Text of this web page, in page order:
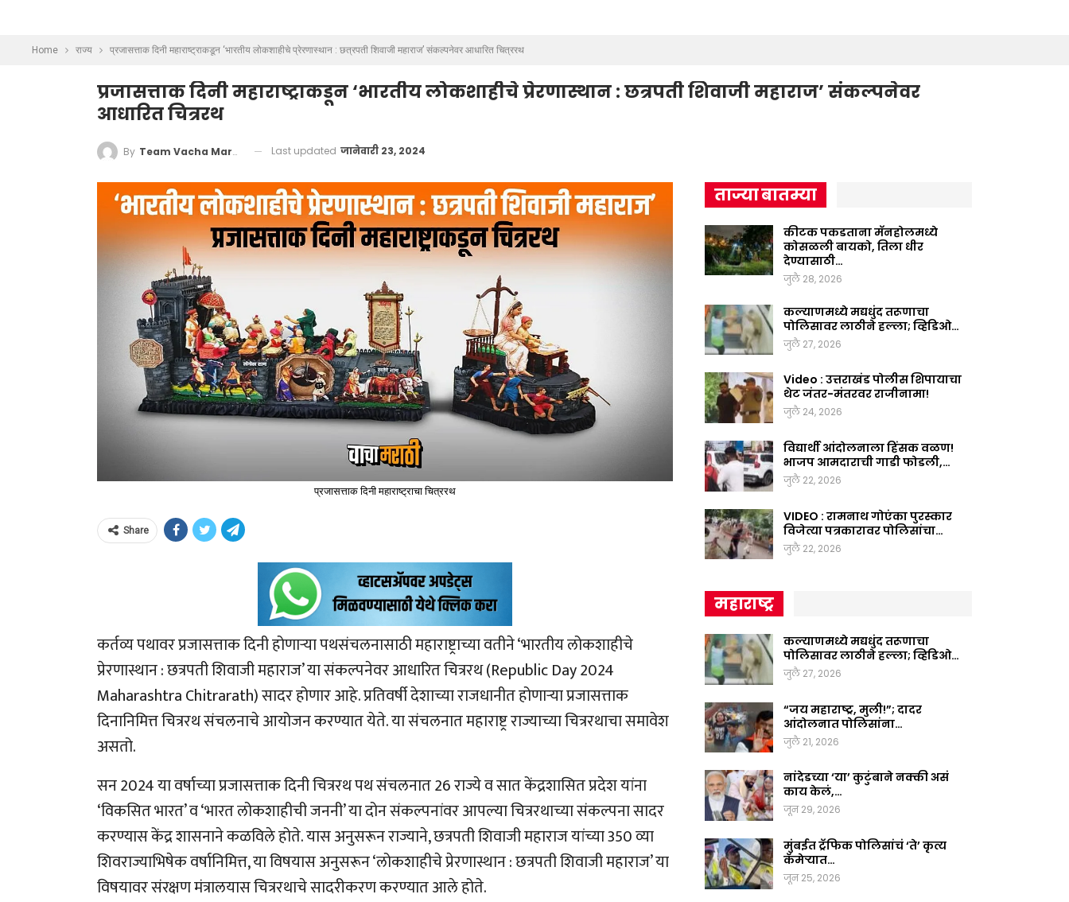
Home राज्य प्रजासत्ताक दिनी महाराष्ट्राकडून ‘भारतीय लोकशाहीचे प्रेरणास्थान : छत्रपती शिवाजी महाराज’ संकल्पनेवर आधारित चित्ररथ
प्रजासत्ताक दिनी महाराष्ट्राकडून ‘भारतीय लोकशाहीचे प्रेरणास्थान : छत्रपती शिवाजी महाराज’ संकल्पनेवर
आधारित चित्ररथ
By Team Vacha Marathi Last updated जानेवारी 23, 2024
प्रजासत्ताक दिनी महाराष्ट्राचा चित्ररथ
Share
कर्तव्य पथावर प्रजासत्ताक दिनी होणाऱ्या पथसंचलनासाठी महाराष्ट्राच्या वतीने ‘भारतीय लोकशाहीचे
प्रेरणास्थान : छत्रपती शिवाजी महाराज’ या संकल्पनेवर आधारित चित्ररथ (Republic Day 2024
Maharashtra Chitrarath) सादर होणार आहे. प्रतिवर्षी देशाच्या राजधानीत होणाऱ्या प्रजासत्ताक
दिनानिमित्त चित्ररथ संचलनाचे आयोजन करण्यात येते. या संचलनात महाराष्ट्र राज्याच्या चित्ररथाचा समावेश
असतो.
सन 2024 या वर्षाच्या प्रजासत्ताक दिनी चित्ररथ पथ संचलनात 26 राज्ये व सात केंद्रशासित प्रदेश यांना
‘विकसित भारत’ व ‘भारत लोकशाहीची जननी’ या दोन संकल्पनांवर आपल्या चित्ररथाच्या संकल्पना सादर
करण्यास केंद्र शासनाने कळविले होते. यास अनुसरून राज्याने, छत्रपती शिवाजी महाराज यांच्या 350 व्या
शिवराज्याभिषेक वर्षानिमित्त, या विषयास अनुसरून ‘लोकशाहीचे प्रेरणास्थान : छत्रपती शिवाजी महाराज’ या
विषयावर संरक्षण मंत्रालयास चित्ररथाचे सादरीकरण करण्यात आले होते.
ताज्या बातम्या
कीटक पकडताना मॅनहोलमध्ये
कोसळली बायको, तिला धीर
देण्यासाठी…
जुलै 28, 2026
कल्याणमध्ये मद्यधुंद तरूणाचा
पोलिसावर लाठीने हल्ला; व्हिडिओ…
जुलै 27, 2026
Video : उत्तराखंड पोलीस शिपायाचा
थेट जंतर-मंतरवर राजीनामा!
जुलै 24, 2026
विद्यार्थी आंदोलनाला हिंसक वळण!
भाजप आमदाराची गाडी फोडली,…
जुलै 22, 2026
VIDEO : रामनाथ गोएंका पुरस्कार
विजेत्या पत्रकारावर पोलिसांचा…
जुलै 22, 2026
महाराष्ट्र
कल्याणमध्ये मद्यधुंद तरूणाचा
पोलिसावर लाठीने हल्ला; व्हिडिओ…
जुलै 27, 2026
“जय महाराष्ट्र, मुली!”; दादर
आंदोलनात पोलिसांना…
जुलै 21, 2026
नांदेडच्या ‘या’ कुटुंबाने नक्की असं
काय केलं,…
जून 29, 2026
मुंबईत ट्रॅफिक पोलिसांचं ‘ते’ कृत्य
कॅमेऱ्यात…
जून 25, 2026